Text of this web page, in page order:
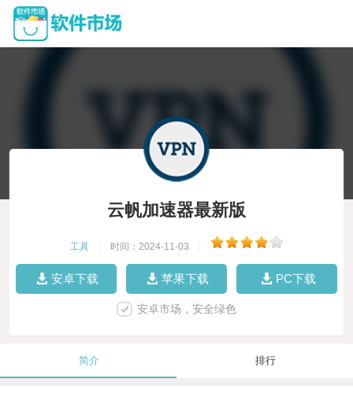
云帆加速器最新版
工具 时间：2024-11-03
安卓下载 苹果下载 PC下载
安卓市场，安全绿色
简介 排行